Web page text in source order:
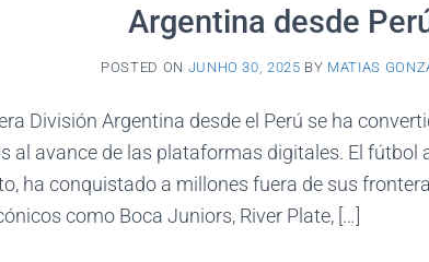
Argentina desde
POSTED ON JUNHO 30, 2025 BY MATIAS
División Argentina desde el Perú se ha
al avance de las plataformas digitales. El fútbol
ha conquistado a millones fuera de sus
como Boca Juniors, River Plate, […]